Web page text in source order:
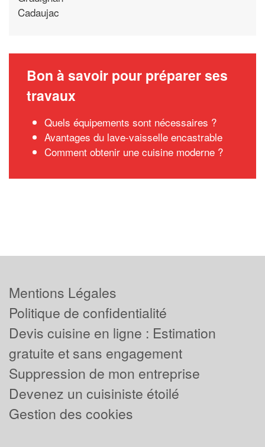
Cadaujac
Bon à savoir pour préparer ses
travaux
Quels équipements sont nécessaires ?
Avantages du lave-vaisselle encastrable
Comment obtenir une cuisine moderne ?
Mentions Légales
Politique de confidentialité
Devis cuisine en ligne : Estimation
gratuite et sans engagement
Suppression de mon entreprise
Devenez un cuisiniste étoilé
Gestion des cookies